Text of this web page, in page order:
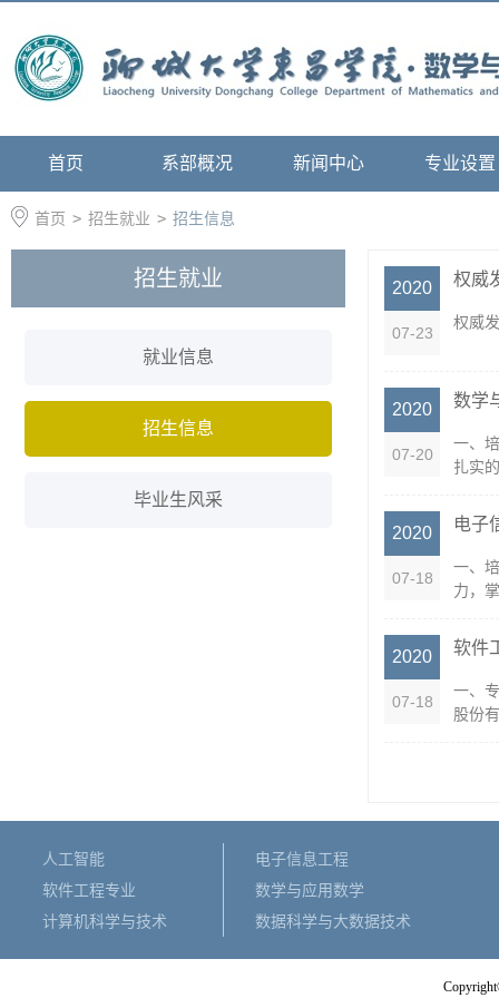
首页 系部概况 新闻中心 专业设置
首页 > 招生就业 > 招生信息
招生就业
就业信息
招生信息
毕业生风采
2020
07-23
权威
权威
2020
07-20
数学
一、
扎实
2020
07-18
电子
一、
力，
2020
07-18
软件
一、
股份
人工智能
软件工程专业
计算机科学与技术
电子信息工程
数学与应用数学
数据科学与大数据技术